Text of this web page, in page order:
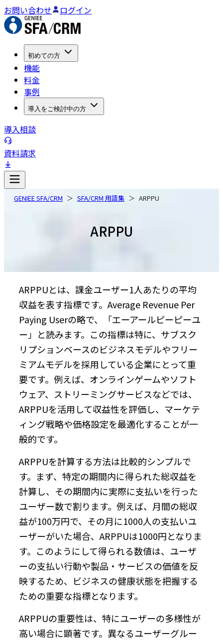
お問い合わせ ログイン
初めての方
機能
料金
事例
導入をご検討中の方
導入相談
資料請求
GENIEE SFA/CRM SFA/CRM 用語集 ARPPU
ARPPU
ARPPUとは、課金ユーザー1人あたりの平均
収益を表す指標です。Average Revenue Per
Paying Userの略で、「エーアールピーピーユ
ー」と読みます。この指標は特に、サブスク
リプションベースのビジネスモデルやフリー
ミアムモデルを採用している企業にとって重
要です。例えば、オンラインゲームやソフト
ウェア、ストリーミングサービスなどでは、
ARPPUを活用して収益性を評価し、マーケテ
ィング戦略や価格設定を最適化することが一
般的です。
ARPPUを計算する方法は比較的シンプルで
す。まず、特定の期間内に得られた総収益を
計算し、その期間内に実際に支払いを行った
ユーザー数で割ります。例えば、月間の総収
益が100万円で、その月に1000人の支払いユ
ーザーがいた場合、ARPPUは1000円となりま
す。このようにして得られる数値は、ユーザ
ーの支払い行動や製品・サービスの価値を反
映するため、ビジネスの健康状態を把握する
ための重要な指標となります。
ARPPUの重要性は、特にユーザーの多様性が
高い場合に顕著です。異なるユーザーグルー